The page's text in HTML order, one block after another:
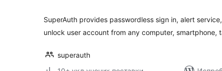
SuperAuth provides passwordless sign in, alert
unlock user account from any computer, smartphone,
superauth